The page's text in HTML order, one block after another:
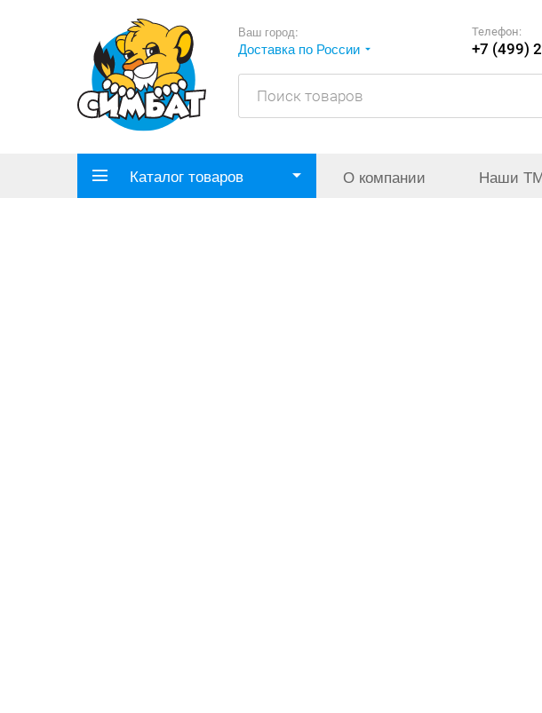
Ваш город:
Доставка по России
Телефон:
+7 (499)
Каталог товаров О компании Наши